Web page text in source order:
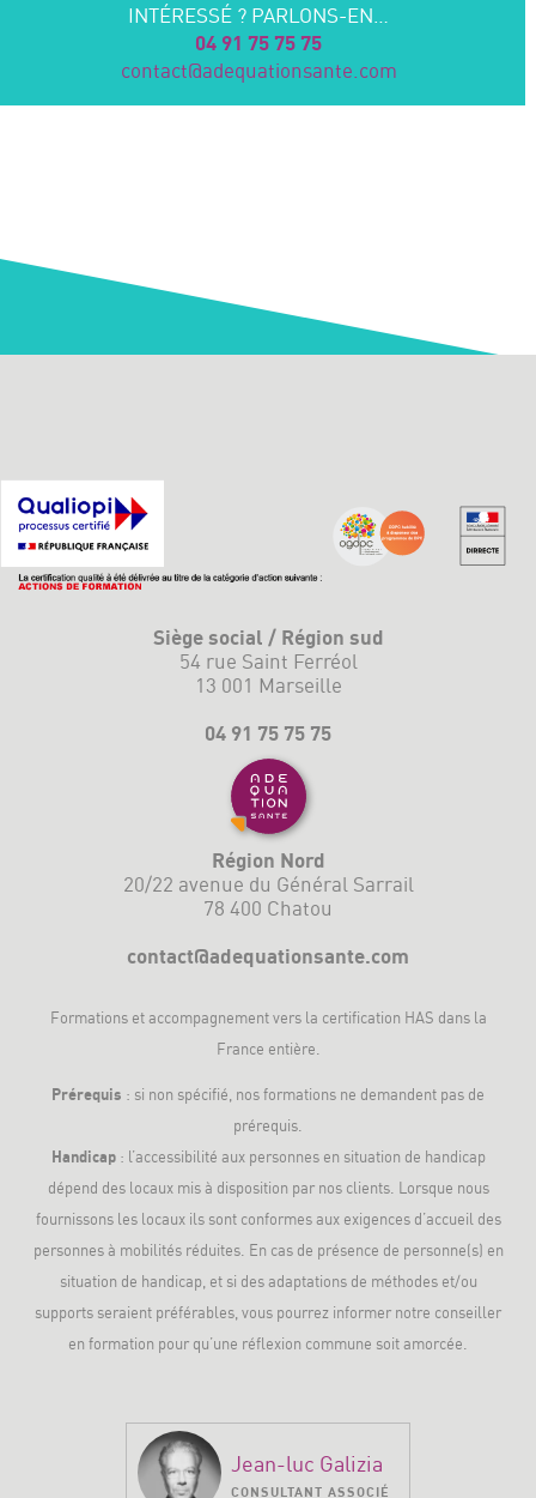
INTÉRESSÉ ? PARLONS-EN…
04 91 75 75 75
contact@adequationsante.com
Jean-luc Galizia
CONSULTANT ASSOCIÉ
Siège social / Région sud
54 rue Saint Ferréol
13 001 Marseille
04 91 75 75 75
Région Nord
20/22 avenue du Général Sarrail
78 400 Chatou
contact@adequationsante.com
Formations et accompagnement vers la certification HAS dans la
France entière.
Prérequis : si non spécifié, nos formations ne demandent pas de
prérequis.
Handicap: l’accessibilité aux personnes en situation de handicap
dépend des locaux mis à disposition par nos clients. Lorsque nous
fournissons les locaux ils sont conformes aux exigences d’accueil des
personnes à mobilités réduites. En cas de présence de personne(s) en
situation de handicap, et si des adaptations de méthodes et/ou
supports seraient préférables, vous pourrez informer notre conseiller
en formation pour qu’une réflexion commune soit amorcée.